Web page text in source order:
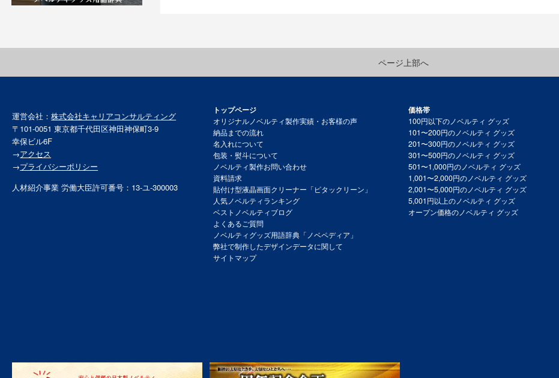
ページ上部へ
運営会社：株式会社キャリアコンサルティング
〒101-0051 東京都千代田区神田神保町3-9
幸保ビル6F
→アクセス
→プライバシーポリシー
人材紹介事業 労働大臣許可番号：13-ユ-300003
トップページ
オリジナルノベルティ製作実績・お客様の声
納品までの流れ
名入れについて
包装・熨斗について
ノベルティ製作お問い合わせ
資料請求
貼付け型液晶画面クリーナー「ピタックリーン」
人気ノベルティランキング
ベストノベルティブログ
よくあるご質問
ノベルティグッズ用語辞典「ノベペディア」
弊社で制作したデザインデータに関して
サイトマップ
価格帯
100円以下のノベルティ グッズ
101〜200円のノベルティ グッズ
201〜300円のノベルティ グッズ
301〜500円のノベルティ グッズ
501〜1,000円のノベルティ グッズ
1,001〜2,000円のノベルティ グッズ
2,001〜5,000円のノベルティ グッズ
5,001円以上のノベルティ グッズ
オープン価格のノベルティ グッズ